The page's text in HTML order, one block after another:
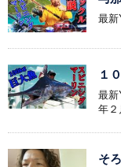
最新
１
最新
年２
そ